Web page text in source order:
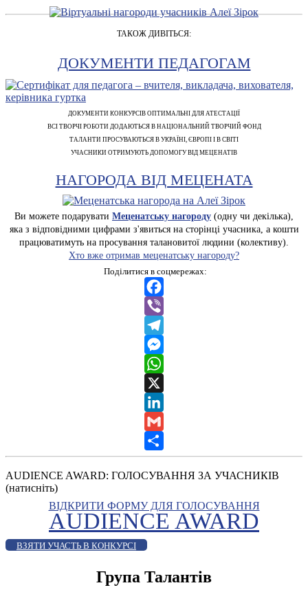
ТАКОЖ ДИВІТЬСЯ:
ДОКУМЕНТИ ПЕДАГОГАМ
ДОКУМЕНТИ КОНКУРСІВ ОПТИМАЛЬНІ ДЛЯ АТЕСТАЦІЇ
ВСІ ТВОРЧІ РОБОТИ ДОДАЮТЬСЯ В НАЦІОНАЛЬНИЙ ТВОРЧИЙ ФОНД
ТАЛАНТИ ПРОСУВАЮТЬСЯ В УКРАЇНІ, ЄВРОПІ І В СВІТІ
УЧАСНИКИ ОТРИМУЮТЬ ДОПОМОГУ ВІД МЕЦЕНАТІВ
НАГОРОДА ВІД МЕЦЕНАТА
Ви можете подарувати Меценатську нагороду (одну чи декілька),
яка з відповідними цифрами з'явиться на сторінці учасника, а кошти
працюватимуть на просування талановитої людини (колективу).
Хто вже отримав меценатську нагороду?
Поділитися в соцмережах:
Facebook
Viber
Telegram
Messenger
WhatsApp
X
LinkedIn
Gmail
Share
AUDIENCE AWARD: ГОЛОСУВАННЯ ЗА УЧАСНИКІВ
(натисніть)
ВІДКРИТИ ФОРМУ ДЛЯ ГОЛОСУВАННЯ
AUDIENCE AWARD
ВЗЯТИ УЧАСТЬ В КОНКУРСІ
Група Талантів